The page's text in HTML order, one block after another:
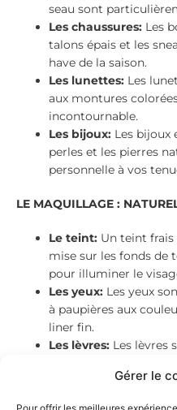
Gérer le
seau sont
Les chaussures: Les
talons épais et les
have de la saison.
Les lunettes: Les
aux montures
incontournable.
Les bijoux: Les bijoux
perles et les pierres
personnelle à vos
LE MAQUILLAGE :
Le teint: Un teint
mise sur les fonds de
pour illuminer le
Les yeux: Les yeux
à paupières aux
liner fin.
Les lèvres: Les lèvres